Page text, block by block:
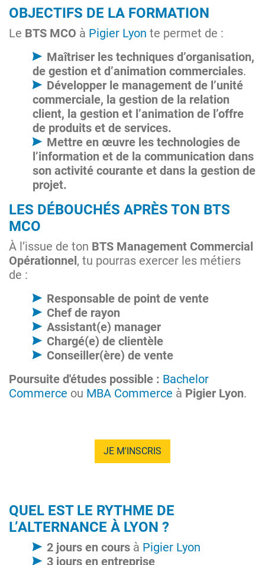
OBJECTIFS DE LA FORMATION
Le BTS MCO à Pigier Lyon te permet de :
Maîtriser les techniques d’organisation,
de gestion et d’animation commerciales.
Développer le management de l’unité
commerciale, la gestion de la relation
client, la gestion et l’animation de l’offre
de produits et de services.
Mettre en œuvre les technologies de
l’information et de la communication dans
son activité courante et dans la gestion de
projet.
LES DÉBOUCHÉS APRÈS TON BTS
MCO
À l’issue de ton BTS Management Commercial
Opérationnel, tu pourras exercer les métiers
de :
Responsable de point de vente
Chef de rayon
Assistant(e) manager
Chargé(e) de clientèle
Conseiller(ère) de vente
Poursuite d'études possible : Bachelor
Commerce ou MBA Commerce à Pigier Lyon.
JE M'INSCRIS
QUEL EST LE RYTHME DE
L’ALTERNANCE À LYON ?
2 jours en cours à Pigier Lyon
3 jours en entreprise